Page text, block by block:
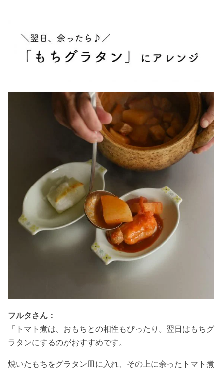
フルタさん：
「トマト煮は、おもちとの相性もぴったり。翌日はもちグ
ラタンにするのがおすすめです。
焼いたもちをグラタン皿に入れ、その上に余ったトマト煮